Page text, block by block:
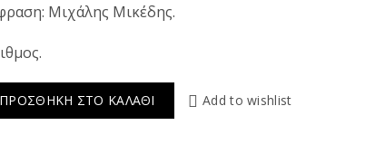
Μιχάλης Μικέδης.
θεωρίες που επηρέασαν την ανθρωπότητα ποσότητα
ΠΡΟΣΘΉΚΗ ΣΤΟ ΚΑΛΆΘΙ Add to wishlist